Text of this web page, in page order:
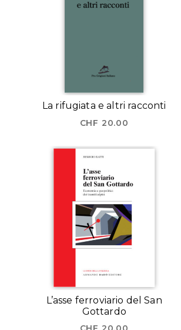
La rifugiata e altri racconti
CHF 20.00
L’asse ferroviario del San
Gottardo